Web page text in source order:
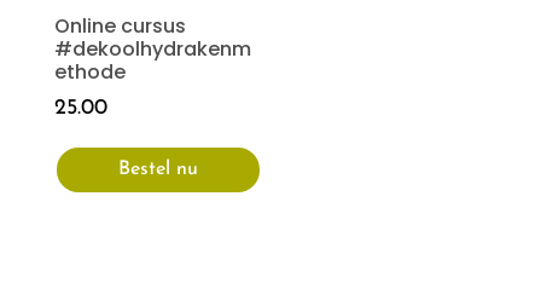
Online cursus
#dekoolhydrakenm
ethode
25.00
Bestel nu